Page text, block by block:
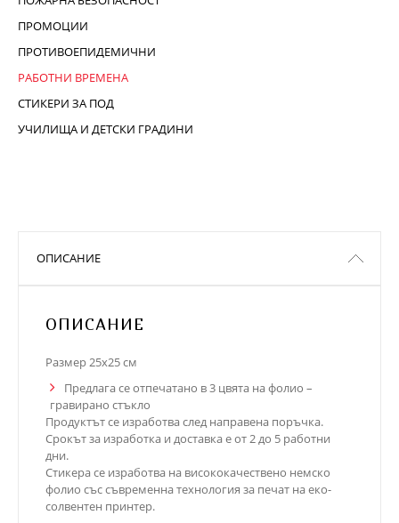
ПРОМОЦИИ
ПРОТИВОЕПИДЕМИЧНИ
РАБОТНИ ВРЕМЕНА
СТИКЕРИ ЗА ПОД
УЧИЛИЩА И ДЕТСКИ ГРАДИНИ
ОПИСАНИЕ
ОПИСАНИЕ
Размер 25х25 см
Предлага се отпечатано в 3 цвята на фолио –
гравирано стъкло
Продуктът се изработва след направена поръчка.
Срокът за изработка и доставка е от 2 до 5 работни
дни.
Стикера се изработва на висококачествено немско
фолио със съвременна технология за печат на еко-
солвентен принтер.